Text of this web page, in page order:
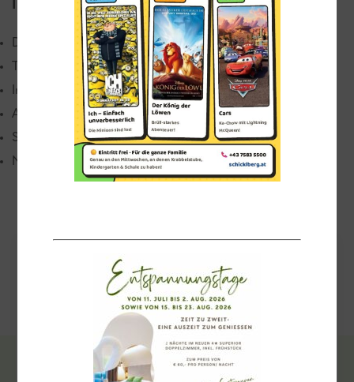
Indoorspiele
Dartautomat
Tischfußball
Internetsurfinsel
Auswahl an Brettspielen
Spielplatz
Nagelstock
NEWSLETTER
Keine Events mehr
verpassen!